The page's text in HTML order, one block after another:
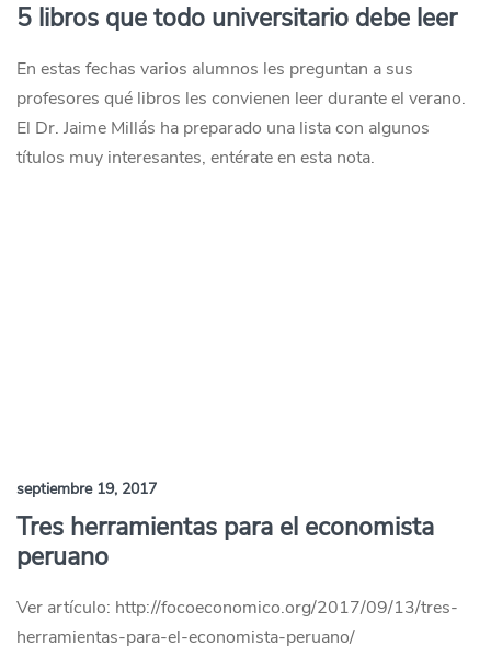
5 libros que todo universitario debe leer
En estas fechas varios alumnos les preguntan a sus
profesores qué libros les convienen leer durante el verano.
El Dr. Jaime Millás ha preparado una lista con algunos
títulos muy interesantes, entérate en esta nota.
septiembre 19, 2017
Tres herramientas para el economista
peruano
Ver artículo: http://focoeconomico.org/2017/09/13/tres-
herramientas-para-el-economista-peruano/